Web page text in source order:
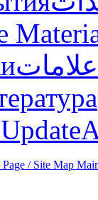
علامات
/ Site Map